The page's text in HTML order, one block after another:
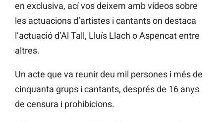
en exclusiva, ací vos deixem amb vídeos sobre
les actuacions d’artistes i cantants on destaca
l’actuació d’Al Tall, Lluís Llach o Aspencat entre
altres.
Un acte que va reunir deu mil persones i més de
cinquanta grups i cantants, després de 16 anys
de censura i prohibicions.